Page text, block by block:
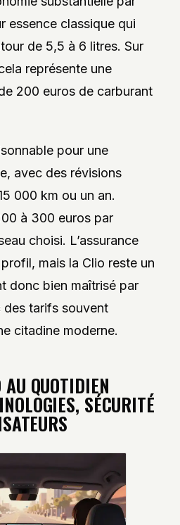
essence classique qui
de 5,5 à 6 litres. Sur
représente une
200 euros de carburant
pour une
avec des révisions
000 km ou un an.
à 300 euros par
choisi. L’assurance
mais la Clio reste un
donc bien maîtrisé par
des tarifs souvent
citadine moderne.
QUOTIDIEN
SÉCURITÉ